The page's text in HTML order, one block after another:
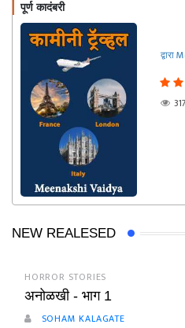
पूर्ण कादंबरी
NEW REALESED
HORROR STORIES
अनोळखी - भाग 1
SOHAM KALAGATE